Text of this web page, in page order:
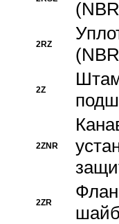
2RZ
2Z
2ZNR
2ZR